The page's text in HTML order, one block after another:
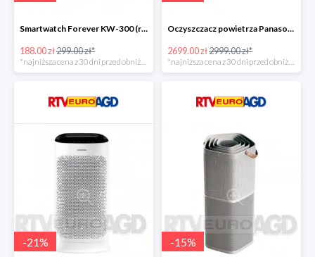
Smartwatch Forever KW-300 (różowy) + głośnik Rabbit ABS-100 -111zł
188.00 zł299.00 zł*
*najniższa cena z 30 dni przed obniżką
Oczyszczacz powietrza Panasonic FVXR90GK -300zł
2699.00 zł2999.00 zł*
*najniższa cena z 30 dni przed obniżką
-21% -15%